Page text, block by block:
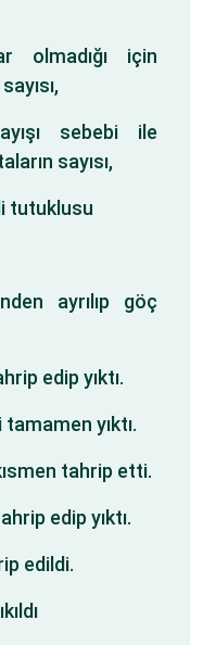
olmadığı için
sebebi ile
sayısı,
tutuklusu
ayrılıp göç
edip yıktı.
yıktı.
tahrip etti.
edip yıktı.
edildi.